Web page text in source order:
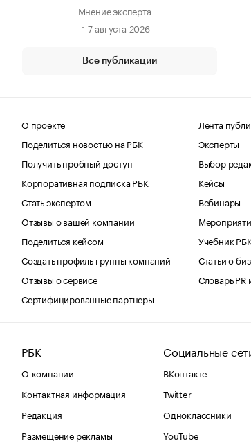
Мнение эксперта
7 августа 2026
Все публикации
О проекте
Поделиться новостью на РБК
Получить пробный доступ
Корпоративная подписка РБК
Стать экспертом
Отзывы о вашей компании
Поделиться кейсом
Создать профиль группы компаний
Отзывы о сервисе
Сертифицированные партнеры
Лента
Эксперты
Выбор
Кейсы
Вебинары
Учебник
Статьи о
Словарь PR
РБК
О компании
Контактная информация
Редакция
Размещение рекламы
Социальные
ВКонтакте
Twitter
Одноклассники
YouTube